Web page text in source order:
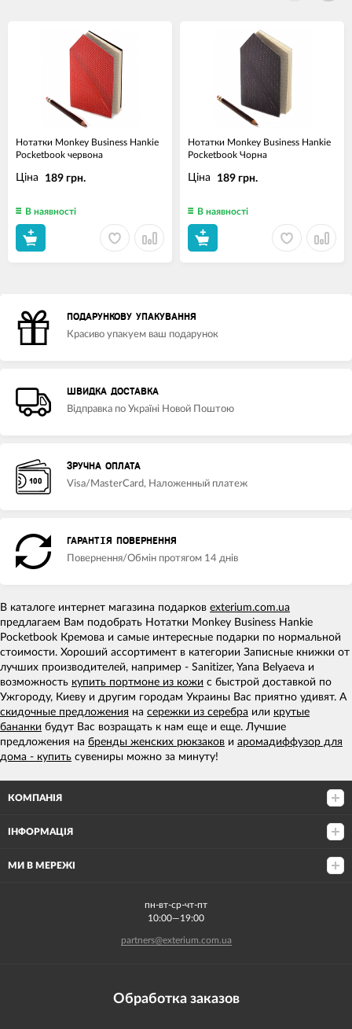
Нотатки Monkey Business Hankie
Pocketbook червона
Ціна 189 грн.
В наявності
Нотатки Monkey Business Hankie
Pocketbook Чорна
Ціна 189 грн.
В наявності
ПОДАРУНКОВУ УПАКУВАННЯ
Красиво упакуем ваш подарунок
ШВИДКА ДОСТАВКА
Відправка по Україні Новой Поштою
ЗРУЧНА ОПЛАТА
Visa/MasterCard, Наложенный платеж
ГАРАНТІЯ ПОВЕРНЕННЯ
Повернення/Обмін протягом 14 днів
В каталоге интернет магазина подарков exterium.com.ua
предлагаем Вам подобрать Нотатки Monkey Business Hankie
Pocketbook Кремова и самые интересные подарки по нормальной
стоимости. Хороший ассортимент в категории Записные книжки от
лучших производителей, например - Sanitizer, Yana Belyaeva и
возможность купить портмоне из кожи с быстрой доставкой по
Ужгороду, Киеву и другим городам Украины Вас приятно удивят. А
скидочные предложения на сережки из серебра или крутые
бананки будут Вас возращать к нам еще и еще. Лучшие
предложения на бренды женских рюкзаков и аромадиффузор для
дома - купить сувениры можно за минуту!
КОМПАНІЯ
ІНФОРМАЦІЯ
МИ В МЕРЕЖІ
пн-вт-ср-чт-пт
10:00—19:00
partners@exterium.com.ua
Обработка заказов